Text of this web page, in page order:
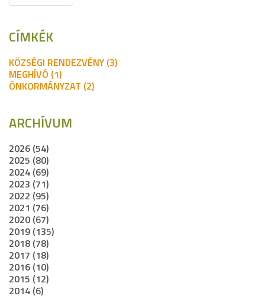
CÍMKÉK
KÖZSÉGI RENDEZVÉNY (3)
MEGHÍVÓ (1)
ÖNKORMÁNYZAT (2)
ARCHÍVUM
2026 (54)
2025 (80)
2024 (69)
2023 (71)
2022 (95)
2021 (76)
2020 (67)
2019 (135)
2018 (78)
2017 (18)
2016 (10)
2015 (12)
2014 (6)